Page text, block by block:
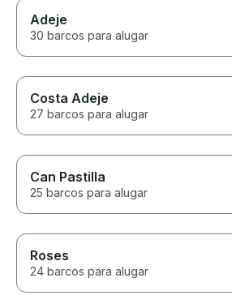
Adeje
30 barcos para alugar
Costa Adeje
27 barcos para alugar
Can Pastilla
25 barcos para alugar
Roses
24 barcos para alugar